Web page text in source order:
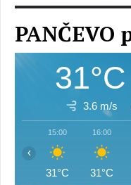
PANČEVO
31°C
3.6 m/s
15:00
31°C
16:00
31°C
‹